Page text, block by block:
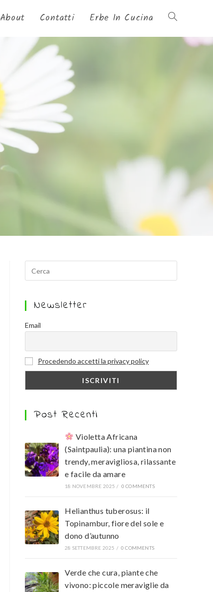
About Contatti Erbe In Cucina
Newsletter
Email
Procedendo accetti la privacy policy
Post Recenti
Violetta Africana
(Saintpaulia): una piantina non
trendy, meravigliosa, rilassante
e facile da amare
18 NOVEMBRE 2025 / 0 COMMENTS
Helianthus tuberosus: il
Topinambur, fiore del sole e
dono d’autunno
28 SETTEMBRE 2025 / 0 COMMENTS
Verde che cura, piante che
vivono: piccole meraviglie da